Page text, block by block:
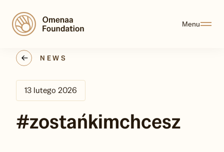
Menu
NEWS
13 lutego 2026
#zostańkimchcesz